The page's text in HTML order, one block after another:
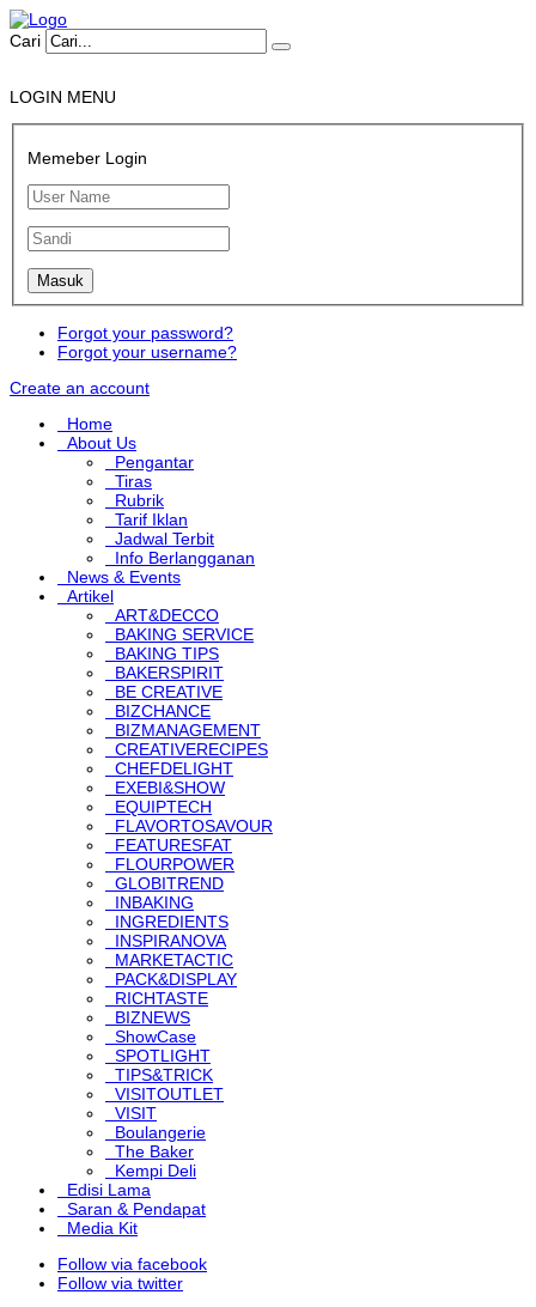
Cari
LOGIN MENU
Memeber Login
Forgot your password?
Forgot your username?
Create an account
Home
About Us
Pengantar
Tiras
Rubrik
Tarif Iklan
Jadwal Terbit
Info Berlangganan
News & Events
Artikel
ART&DECCO
BAKING SERVICE
BAKING TIPS
BAKERSPIRIT
BE CREATIVE
BIZCHANCE
BIZMANAGEMENT
CREATIVERECIPES
CHEFDELIGHT
EXEBI&SHOW
EQUIPTECH
FLAVORTOSAVOUR
FEATURESFAT
FLOURPOWER
GLOBITREND
INBAKING
INGREDIENTS
INSPIRANOVA
MARKETACTIC
PACK&DISPLAY
RICHTASTE
BIZNEWS
ShowCase
SPOTLIGHT
TIPS&TRICK
VISITOUTLET
VISIT
Boulangerie
The Baker
Kempi Deli
Edisi Lama
Saran & Pendapat
Media Kit
Follow via facebook
Follow via twitter